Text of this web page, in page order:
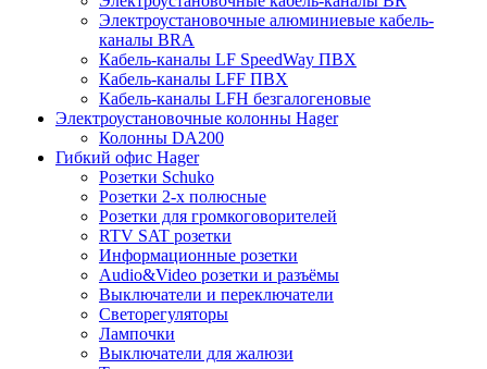
Электроустановочные алюминиевые кабель-
каналы BRA
Кабель-каналы LF SpeedWay ПВХ
Кабель-каналы LFF ПВХ
Кабель-каналы LFH безгалогеновые
Электроустановочные колонны Hager
Колонны DA200
Гибкий офис Hager
Розетки Schuko
Розетки 2-х полюсные
Розетки для громкоговорителей
RTV SAT розетки
Информационные розетки
Audio&Video розетки и разъёмы
Выключатели и переключатели
Светорегуляторы
Лампочки
Выключатели для жалюзи